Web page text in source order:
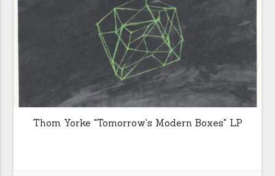
Thom Yorke ‎"Tomorrow's Modern Boxes" LP